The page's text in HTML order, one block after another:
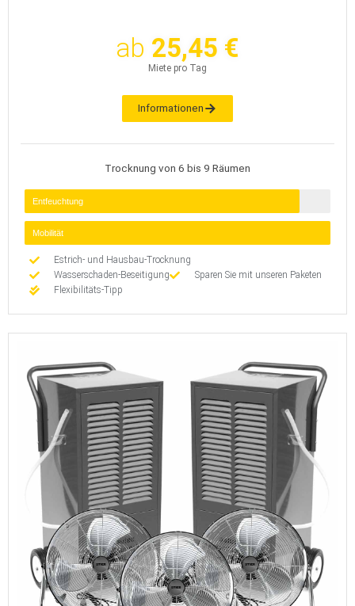
ab 25,45 €
Miete pro Tag
Informationen
Trocknung von 6 bis 9 Räumen
Entfeuchtung
Mobilität
Estrich- und Hausbau-Trocknung
Wasserschaden-Beseitigung
Sparen Sie mit unseren Paketen
Flexibilitäts-Tipp